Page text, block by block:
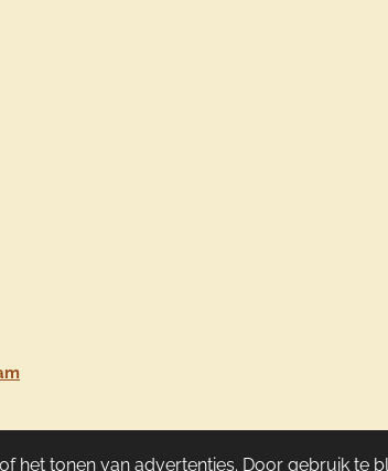
tonen van advertenties. Door gebruik te